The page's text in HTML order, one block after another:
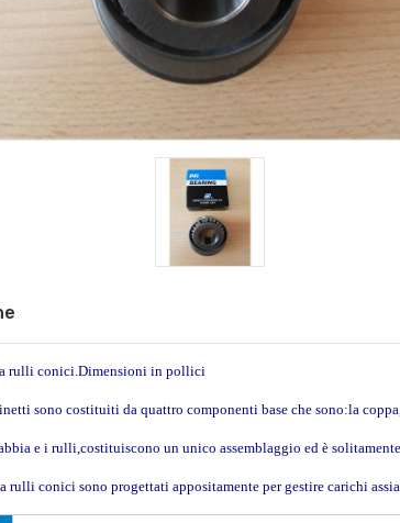
rulli conici.Dimensioni in pollici
sono costituiti da quattro componenti base che sono:la
e i rulli,costituiscono un unico assemblaggio ed è
rulli conici sono progettati appositamente per gestire carichi